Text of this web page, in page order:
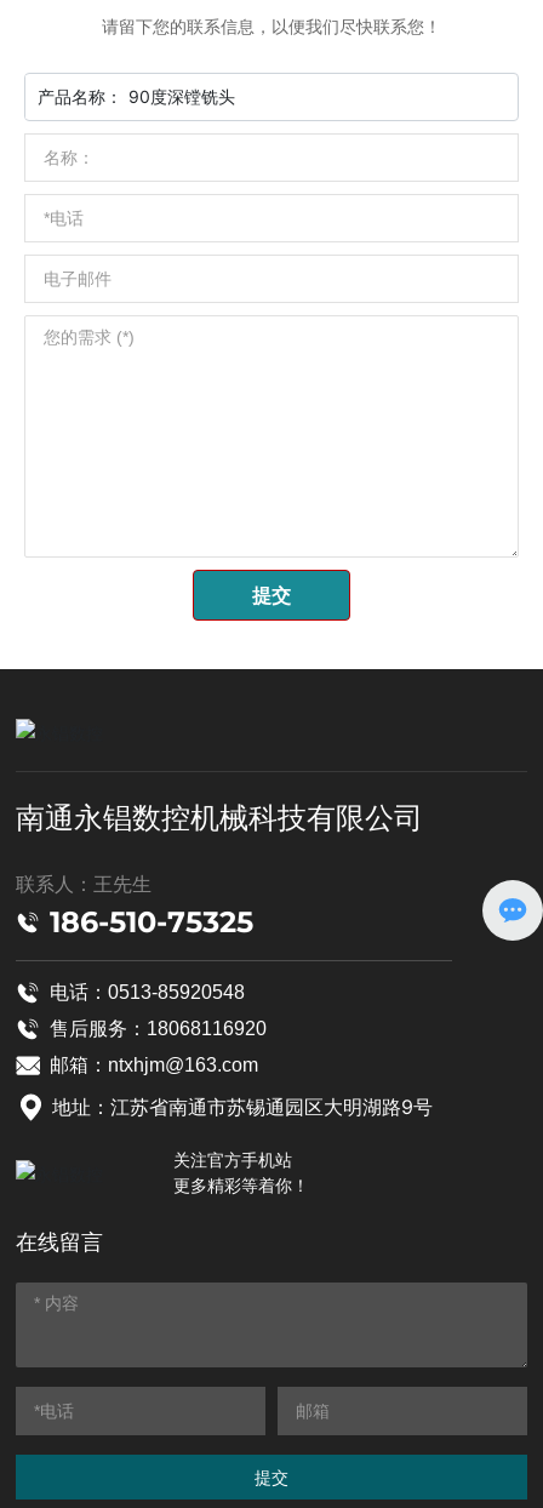
请留下您的联系信息，以便我们尽快联系您！
产品名称： 90度深镗铣头
提交
南通永锠数控机械科技有限公司
联系人：王先生
186-510-75325
电话：0513-85920548
售后服务： 18068116920
邮箱： ntxhjm@163.com
地址：江苏省南通市苏锡通园区大明湖路9号
关注官方手机站
更多精彩等着你！
在线留言
提交